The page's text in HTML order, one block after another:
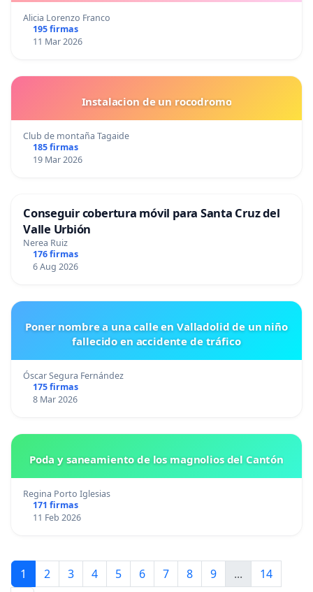
Alicia Lorenzo Franco
195 firmas
11 Mar 2026
Instalacion de un rocodromo
Club de montaña Tagaide
185 firmas
19 Mar 2026
Conseguir cobertura móvil para Santa Cruz del
Valle Urbión
Nerea Ruiz
176 firmas
6 Aug 2026
Poner nombre a una calle en Valladolid de un niño
fallecido en accidente de tráfico
Óscar Segura Fernández
175 firmas
8 Mar 2026
Poda y saneamiento de los magnolios del Cantón
Regina Porto Iglesias
171 firmas
11 Feb 2026
1 2 3 4 5 6 7 8 9 ...
14